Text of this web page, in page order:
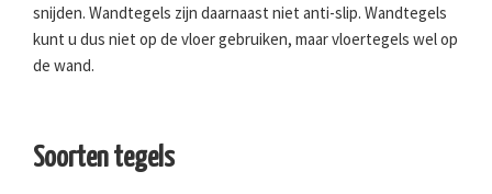
snijden. Wandtegels zijn daarnaast niet anti-slip. Wandtegels
kunt u dus niet op de vloer gebruiken, maar vloertegels wel op
de wand.
Soorten tegels